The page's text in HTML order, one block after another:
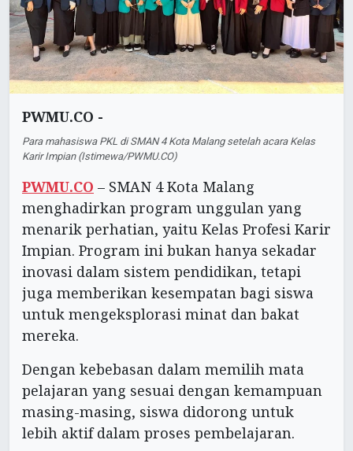
PWMU.CO -
Para mahasiswa PKL di SMAN 4 Kota Malang setelah acara Kelas
Karir Impian (Istimewa/PWMU.CO)
PWMU.CO – SMAN 4 Kota Malang
menghadirkan program unggulan yang
menarik perhatian, yaitu Kelas Profesi Karir
Impian. Program ini bukan hanya sekadar
inovasi dalam sistem pendidikan, tetapi
juga memberikan kesempatan bagi siswa
untuk mengeksplorasi minat dan bakat
mereka.
Dengan kebebasan dalam memilih mata
pelajaran yang sesuai dengan kemampuan
masing-masing, siswa didorong untuk
lebih aktif dalam proses pembelajaran.